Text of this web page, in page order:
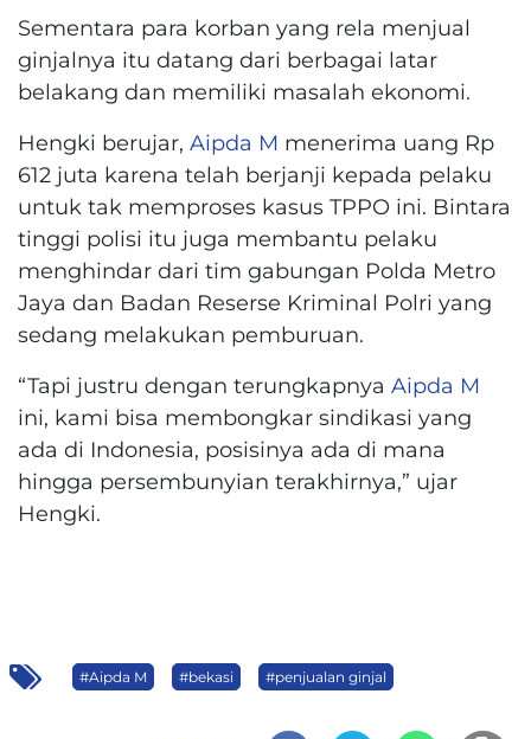
Sementara para korban yang rela menjual
ginjalnya itu datang dari berbagai latar
belakang dan memiliki masalah ekonomi.
Hengki berujar, Aipda M menerima uang Rp
612 juta karena telah berjanji kepada pelaku
untuk tak memproses kasus TPPO ini. Bintara
tinggi polisi itu juga membantu pelaku
menghindar dari tim gabungan Polda Metro
Jaya dan Badan Reserse Kriminal Polri yang
sedang melakukan pemburuan.
“Tapi justru dengan terungkapnya Aipda M
ini, kami bisa membongkar sindikasi yang
ada di Indonesia, posisinya ada di mana
hingga persembunyian terakhirnya,” ujar
Hengki.
#Aipda M #bekasi #penjualan ginjal